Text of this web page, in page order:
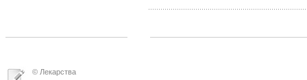
© Лекарства